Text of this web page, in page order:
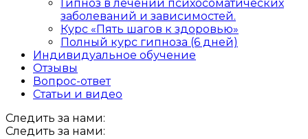
Гипноз в лечении психосоматических
заболеваний и зависимостей.
Курс «Пять шагов к здоровью»
Полный курс гипноза (6 дней)
Индивидуальное обучение
Отзывы
Вопрос-ответ
Статьи и видео
Следить за нами:
Следить за нами: